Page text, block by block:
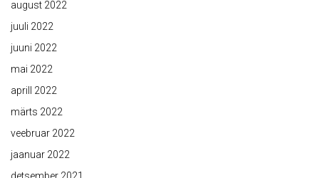
august 2022
juuli 2022
juuni 2022
mai 2022
aprill 2022
märts 2022
veebruar 2022
jaanuar 2022